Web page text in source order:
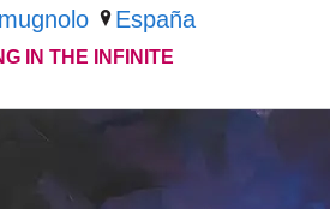
España
IN THE INFINITE